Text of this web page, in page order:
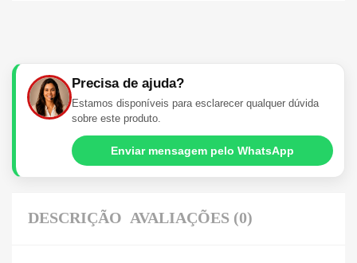
Precisa de ajuda?
Estamos disponíveis para esclarecer qualquer dúvida
sobre este produto.
Enviar mensagem pelo WhatsApp
DESCRIÇÃO AVALIAÇÕES (0)